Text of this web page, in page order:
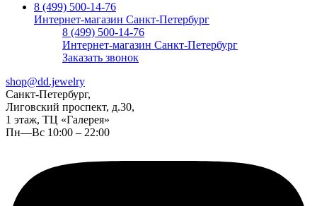
8 (499) 500-14-76
Интернет-магазин Санкт-Петербург
8 (499) 500-14-76
Интернет-магазин Санкт-Петербург
Заказать звонок
shop@dd.jewelry
Санкт-Петербург,
Лиговский проспект, д.30,
1 этаж, ТЦ «Галерея»
Пн—Вс 10:00 – 22:00